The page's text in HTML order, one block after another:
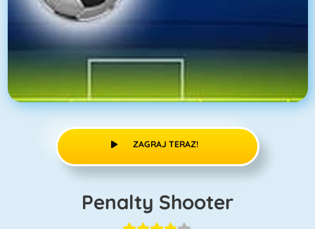
ZAGRAJ TERAZ!
Penalty Shooter